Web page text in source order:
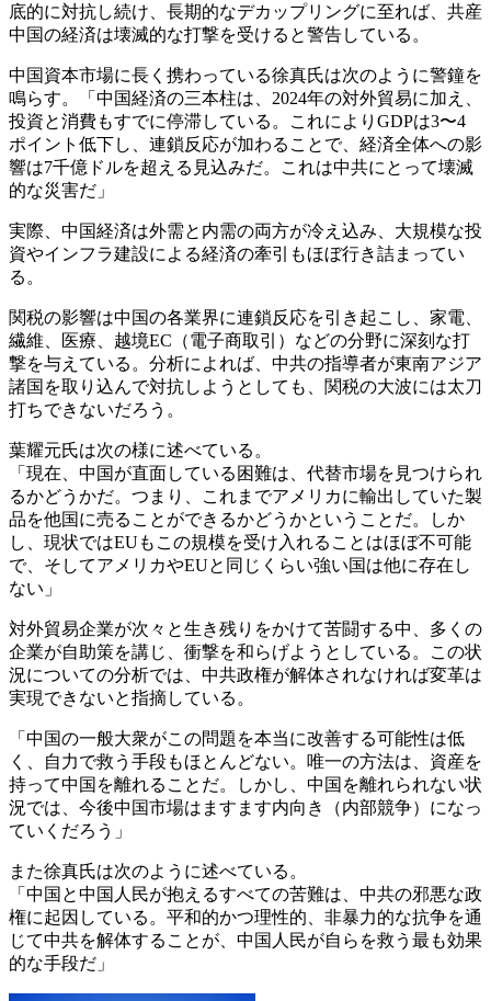
底的に対抗し続け、長期的なデカップリングに至れば、共産
中国の経済は壊滅的な打撃を受けると警告している。
中国資本市場に長く携わっている徐真氏は次のように警鐘を
鳴らす。「中国経済の三本柱は、2024年の対外貿易に加え、
投資と消費もすでに停滞している。これによりGDPは3〜4
ポイント低下し、連鎖反応が加わることで、経済全体への影
響は7千億ドルを超える見込みだ。これは中共にとって壊滅
的な災害だ」
実際、中国経済は外需と内需の両方が冷え込み、大規模な投
資やインフラ建設による経済の牽引もほぼ行き詰まってい
る。
関税の影響は中国の各業界に連鎖反応を引き起こし、家電、
繊維、医療、越境EC（電子商取引）などの分野に深刻な打
撃を与えている。分析によれば、中共の指導者が東南アジア
諸国を取り込んで対抗しようとしても、関税の大波には太刀
打ちできないだろう。
葉耀元氏は次の様に述べている。
「現在、中国が直面している困難は、代替市場を見つけられ
るかどうかだ。つまり、これまでアメリカに輸出していた製
品を他国に売ることができるかどうかということだ。しか
し、現状ではEUもこの規模を受け入れることはほぼ不可能
で、そしてアメリカやEUと同じくらい強い国は他に存在し
ない」
対外貿易企業が次々と生き残りをかけて苦闘する中、多くの
企業が自助策を講じ、衝撃を和らげようとしている。この状
況についての分析では、中共政権が解体されなければ変革は
実現できないと指摘している。
「中国の一般大衆がこの問題を本当に改善する可能性は低
く、自力で救う手段もほとんどない。唯一の方法は、資産を
持って中国を離れることだ。しかし、中国を離れられない状
況では、今後中国市場はますます内向き（内部競争）になっ
ていくだろう」
また徐真氏は次のように述べている。
「中国と中国人民が抱えるすべての苦難は、中共の邪悪な政
権に起因している。平和的かつ理性的、非暴力的な抗争を通
じて中共を解体することが、中国人民が自らを救う最も効果
的な手段だ」